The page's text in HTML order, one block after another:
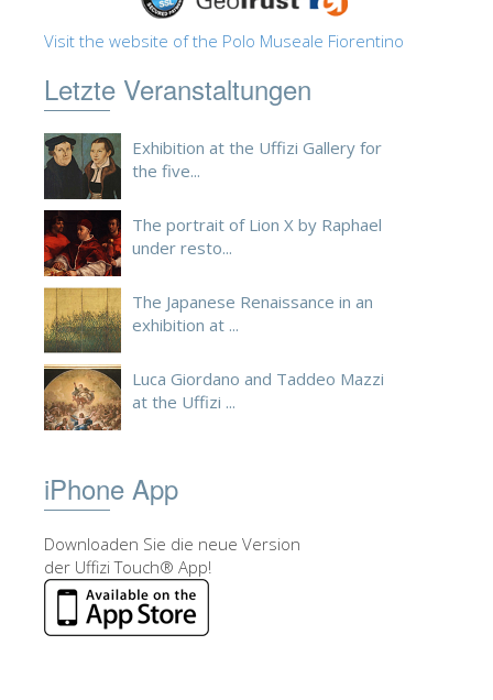
Visit the website of the Polo Museale Fiorentino
Letzte Veranstaltungen
Exhibition at the Uffizi Gallery for
the five...
The portrait of Lion X by Raphael
under resto...
The Japanese Renaissance in an
exhibition at ...
Luca Giordano and Taddeo Mazzi
at the Uffizi ...
iPhone App
Downloaden Sie die neue Version
der Uffizi Touch® App!